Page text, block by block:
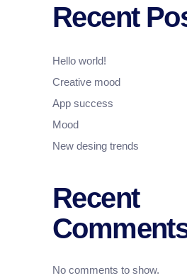
Recent
Hello world!
Creative mood
App success
Mood
New desing trends
Recent
No comments to show.